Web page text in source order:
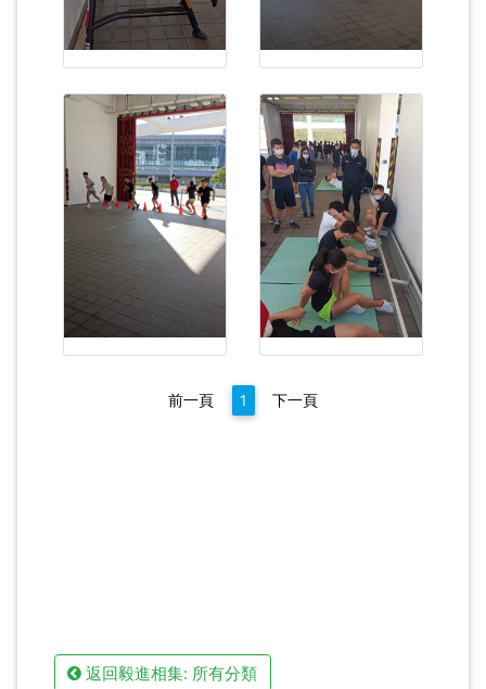
前一頁 1 下一頁
返回毅進相集: 所有分類